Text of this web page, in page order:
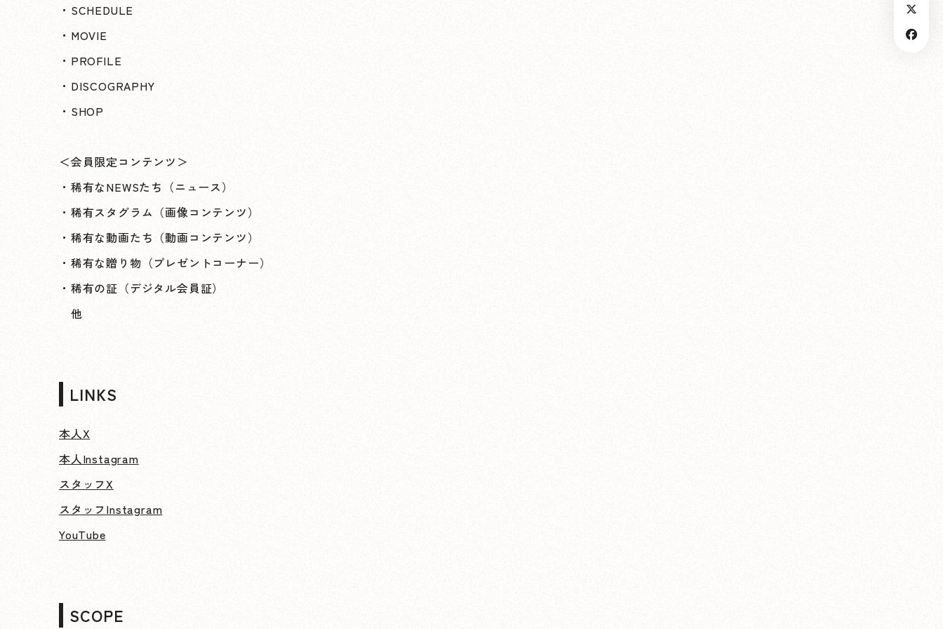
・SCHEDULE
・MOVIE
・PROFILE
・DISCOGRAPHY
・SHOP
＜会員限定コンテンツ＞
・稀有なNEWSたち（ニュース）
・稀有スタグラム（画像コンテンツ）
・稀有な動画たち（動画コンテンツ）
・稀有な贈り物（プレゼントコーナー）
・稀有の証（デジタル会員証）
他
LINKS
本人X
本人Instagram
スタッフX
スタッフInstagram
YouTube
SCOPE